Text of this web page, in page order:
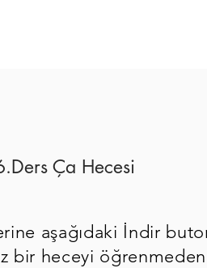
Ça Hecesi
aşağıdaki İndir
bir heceyi